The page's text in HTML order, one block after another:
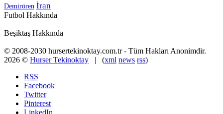
Demirören İran
Futbol Hakkında
Beşiktaş Hakkında
© 2008-2030 hursertekinoktay.com.tr - Tüm Hakları Anonimdir.
2026 © Hurser Tekinoktay | (xml news rss)
RSS
Facebook
Twitter
Pinterest
LinkedIn